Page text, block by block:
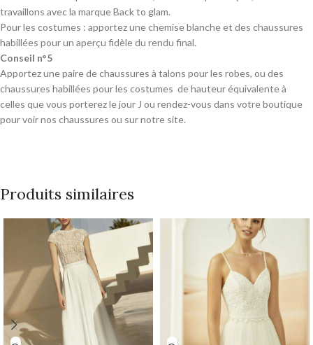
travaillons avec la marque Back to glam.
Pour les costumes : apportez une chemise blanche et des chaussures
habillées pour un aperçu fidèle du rendu final.
Conseil n°5
Apportez une paire de chaussures à talons pour les robes, ou des
chaussures habillées pour les costumes de hauteur équivalente à
celles que vous porterez le jour J ou rendez-vous dans votre boutique
pour voir nos chaussures ou sur notre site.
Produits similaires